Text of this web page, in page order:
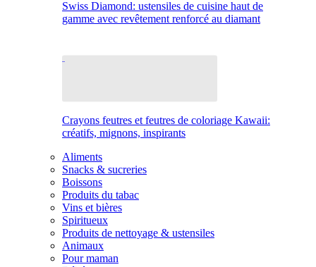
Swiss Diamond: ustensiles de cuisine haut de
gamme avec revêtement renforcé au diamant
Crayons feutres et feutres de coloriage Kawaii:
créatifs, mignons, inspirants
Aliments
Snacks & sucreries
Boissons
Produits du tabac
Vins et bières
Spiritueux
Produits de nettoyage & ustensiles
Animaux
Pour maman